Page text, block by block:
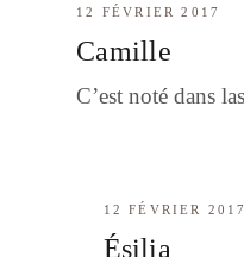
12 FÉVRIER 2017
Camille
C’est noté dans
12 FÉVRIER 2017
Ésilia